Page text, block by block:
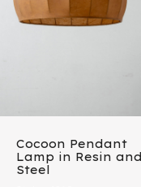
Cocoon Pendant
Lamp in Resin and
Steel